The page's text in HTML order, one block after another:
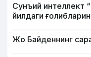
Сунъий интеллект
йилдаги
Жо Байденнинг